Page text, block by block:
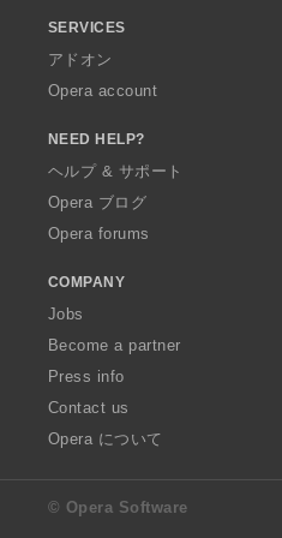
SERVICES
アドオン
Opera account
NEED HELP?
ヘルプ & サポート
Opera ブログ
Opera forums
COMPANY
Jobs
Become a partner
Press info
Contact us
Opera について
© Opera Software